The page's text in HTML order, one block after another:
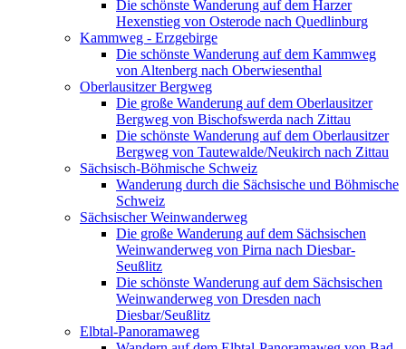
Die schönste Wanderung auf dem Harzer
Hexenstieg von Osterode nach Quedlinburg
Kammweg - Erzgebirge
Die schönste Wanderung auf dem Kammweg
von Altenberg nach Oberwiesenthal
Oberlausitzer Bergweg
Die große Wanderung auf dem Oberlausitzer
Bergweg von Bischofswerda nach Zittau
Die schönste Wanderung auf dem Oberlausitzer
Bergweg von Tautewalde/Neukirch nach Zittau
Sächsisch-Böhmische Schweiz
Wanderung durch die Sächsische und Böhmische
Schweiz
Sächsischer Weinwanderweg
Die große Wanderung auf dem Sächsischen
Weinwanderweg von Pirna nach Diesbar-
Seußlitz
Die schönste Wanderung auf dem Sächsischen
Weinwanderweg von Dresden nach
Diesbar/Seußlitz
Elbtal-Panoramaweg